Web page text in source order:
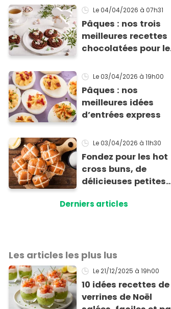
fondante et bien
parfumée
Le 04/04/2026 à 07h31
Pâques : nos trois
meilleures recettes
chocolatées pour le
Le 03/04/2026 à 19h00
Pâques : nos
meilleures idées
d’entrées express
Le 03/04/2026 à 11h30
Fondez pour les hot
cross buns, de
délicieuses petites
aux épices !
Derniers articles
Les articles les plus lus
Le 21/12/2025 à 19h00
10 idées recettes de
verrines de Noël